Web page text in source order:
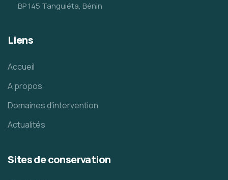
BP 145 Tanguiéta, Bénin
Liens
Accueil
A propos
Domaines d'intervention
Actualités
Sites de conservation